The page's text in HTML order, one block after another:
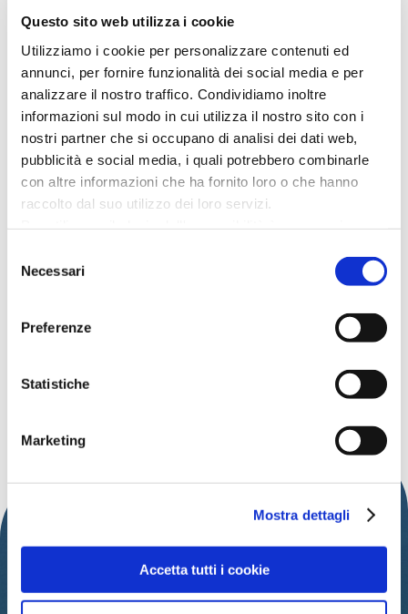
Questo sito web utilizza i cookie
Utilizziamo i cookie per personalizzare contenuti ed
annunci, per fornire funzionalità dei social media e per
analizzare il nostro traffico. Condividiamo inoltre
informazioni sul modo in cui utilizza il nostro sito con i
nostri partner che si occupano di analisi dei dati web,
pubblicità e social media, i quali potrebbero combinarle
con altre informazioni che ha fornito loro o che hanno
raccolto dal suo utilizzo dei loro servizi.
Per ulteriori informazioni è possibile consultare
Cookie Policy.
delNecessari
Preferenze
Statistiche
Marketing
Mostra dettagli
Accetta tutti i cookie
ultime novità dell’editoria, grandi nomi dello
mostre e spettacoli itineranti.
Programma completo da scaricare qui:
www.mystfest.com
Indirizzo:
Organizzatore:
Comune di Cattolica